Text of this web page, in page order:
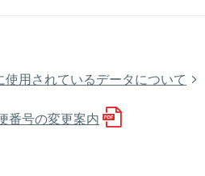
用されているデータについて
番号の変更案内